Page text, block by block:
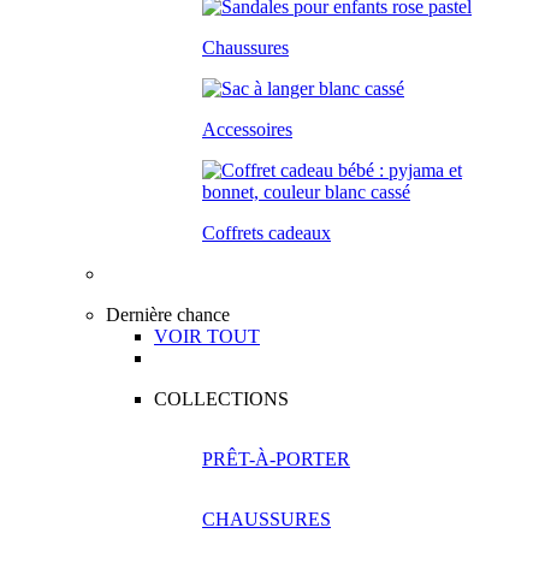
Chaussures
Accessoires
Coffrets cadeaux
Dernière chance
VOIR TOUT
COLLECTIONS
PRÊT-À-PORTER
CHAUSSURES